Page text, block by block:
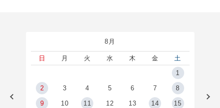
8月
日 月 火 水 木 金
土
1
2 3 4 5 6 7 8
9 10 11 12 13 14 15